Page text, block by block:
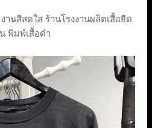
านสีสดใส ร้านโรงงานผลิตเสื้อยืด
พิมพ์เสื้อดำ